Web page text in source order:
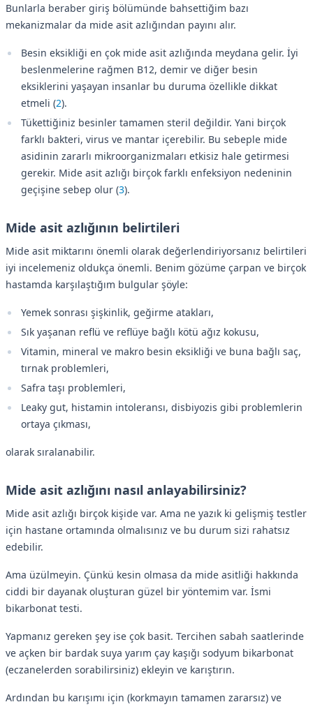
Bunlarla beraber giriş bölümünde bahsettiğim bazı
mekanizmalar da mide asit azlığından payını alır.
Besin eksikliği en çok mide asit azlığında meydana gelir. İyi
beslenmelerine rağmen B12, demir ve diğer besin
eksiklerini yaşayan insanlar bu duruma özellikle dikkat
etmeli (2).
Tükettiğiniz besinler tamamen steril değildir. Yani birçok
farklı bakteri, virus ve mantar içerebilir. Bu sebeple mide
asidinin zararlı mikroorganizmaları etkisiz hale getirmesi
gerekir. Mide asit azlığı birçok farklı enfeksiyon nedeninin
geçişine sebep olur (3).
Mide asit azlığının belirtileri
Mide asit miktarını önemli olarak değerlendiriyorsanız belirtileri
iyi incelemeniz oldukça önemli. Benim gözüme çarpan ve birçok
hastamda karşılaştığım bulgular şöyle:
Yemek sonrası şişkinlik, geğirme atakları,
Sık yaşanan reflü ve reflüye bağlı kötü ağız kokusu,
Vitamin, mineral ve makro besin eksikliği ve buna bağlı saç,
tırnak problemleri,
Safra taşı problemleri,
Leaky gut, histamin intoleransı, disbiyozis gibi problemlerin
ortaya çıkması,
olarak sıralanabilir.
Mide asit azlığını nasıl anlayabilirsiniz?
Mide asit azlığı birçok kişide var. Ama ne yazık ki gelişmiş testler
için hastane ortamında olmalısınız ve bu durum sizi rahatsız
edebilir.
Ama üzülmeyin. Çünkü kesin olmasa da mide asitliği hakkında
ciddi bir dayanak oluşturan güzel bir yöntemim var. İsmi
bikarbonat testi.
Yapmanız gereken şey ise çok basit. Tercihen sabah saatlerinde
ve açken bir bardak suya yarım çay kaşığı sodyum bikarbonat
(eczanelerden sorabilirsiniz) ekleyin ve karıştırın.
Ardından bu karışımı için (korkmayın tamamen zararsız) ve